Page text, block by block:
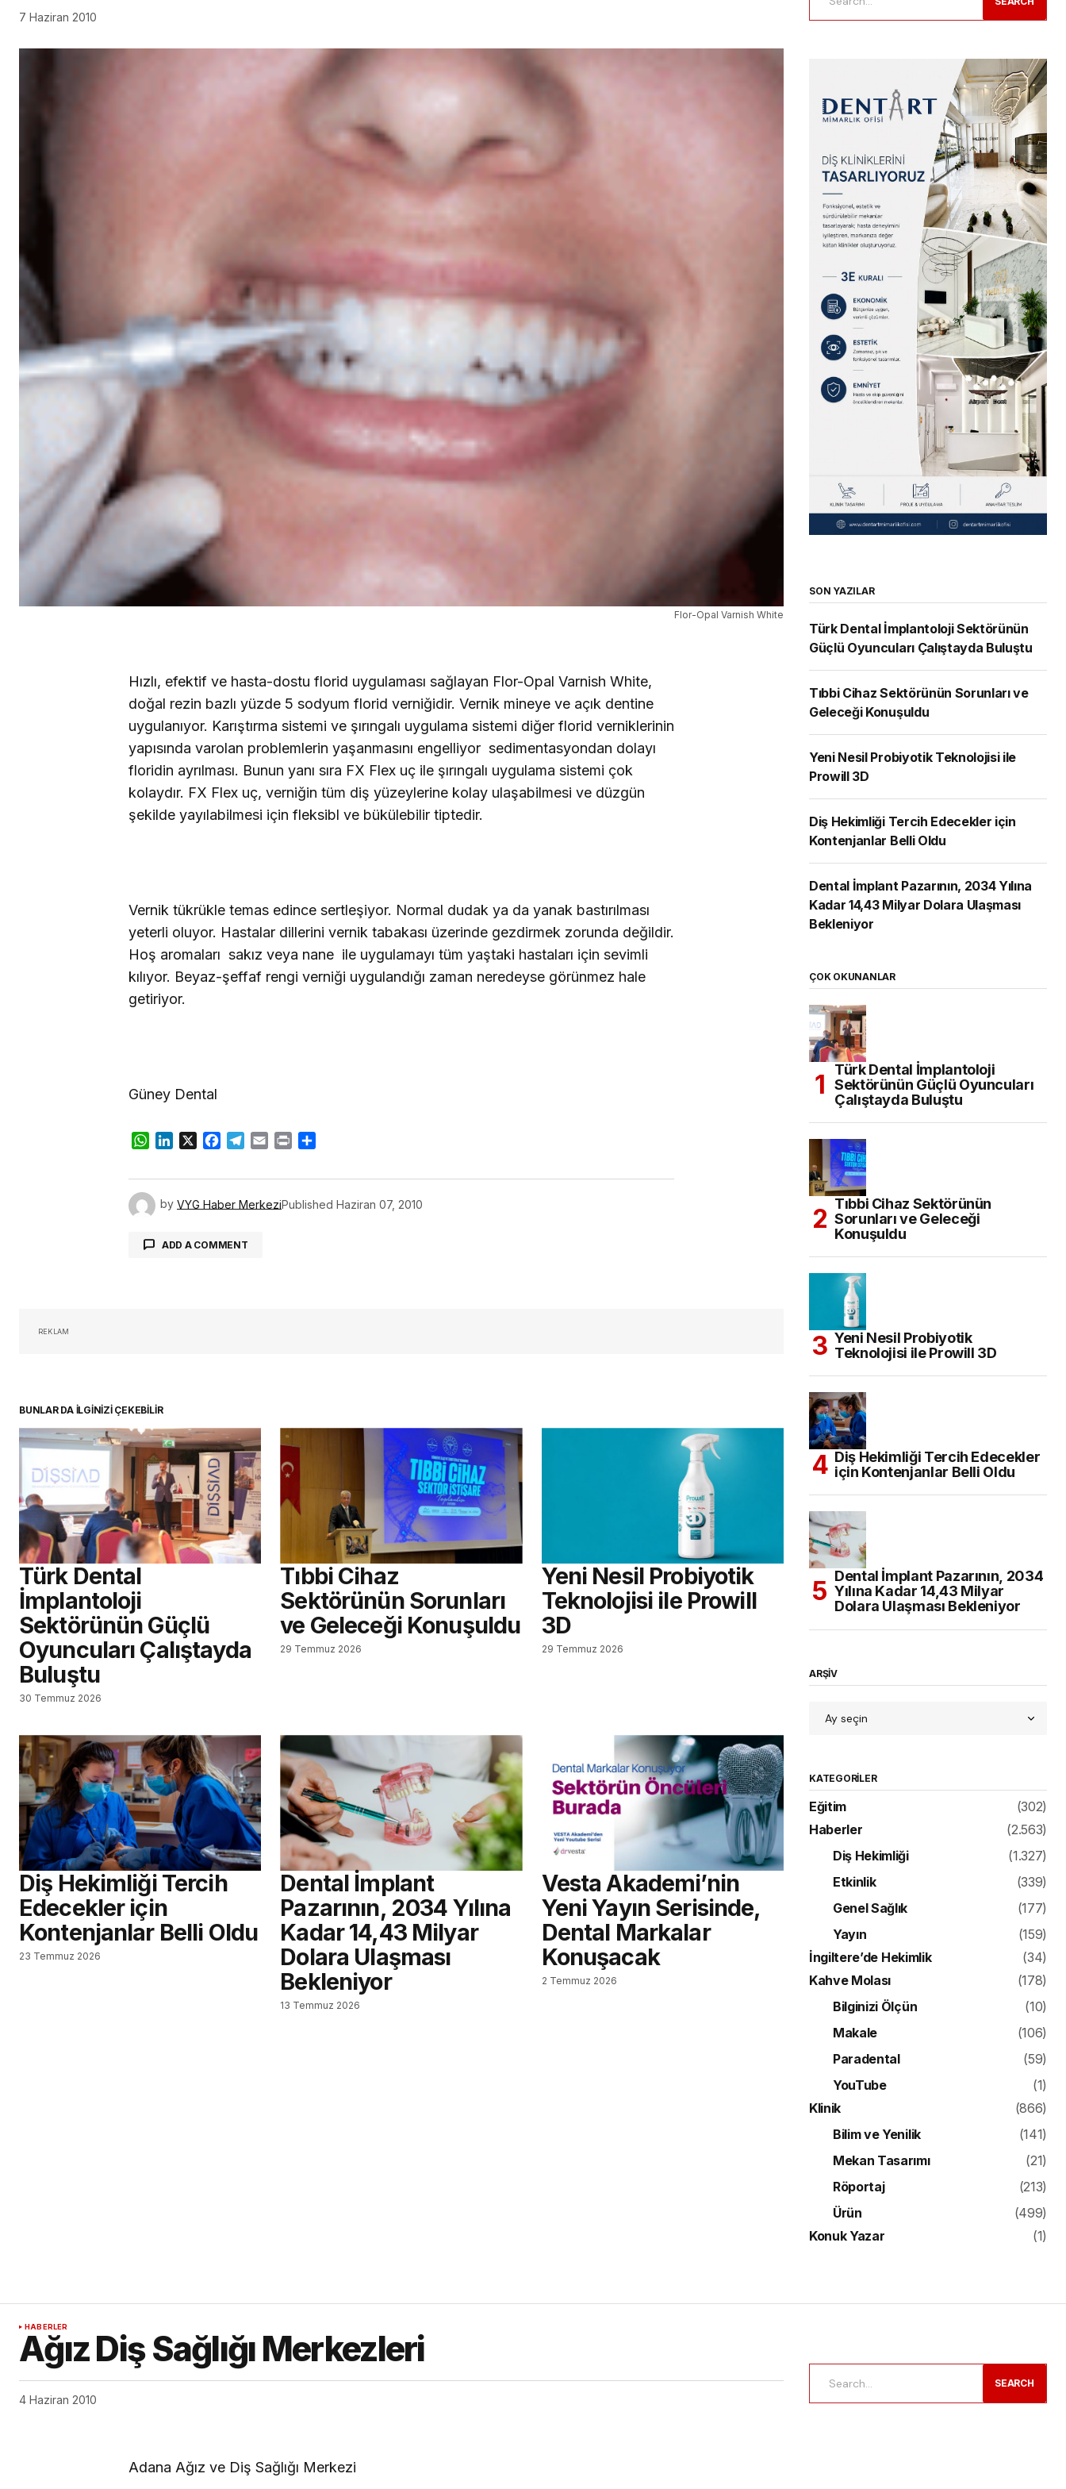
7 Haziran 2010
Flor-Opal Varnish White
Hızlı, efektif ve hasta-dostu florid uygulaması sağlayan Flor-Opal Varnish White,
doğal rezin bazlı yüzde 5 sodyum florid verniğidir. Vernik mineye ve açık dentine
uygulanıyor. Karıştırma sistemi ve şırıngalı uygulama sistemi diğer florid verniklerinin
yapısında varolan problemlerin yaşanmasını engelliyor  sedimentasyondan dolayı
floridin ayrılması. Bunun yanı sıra FX Flex uç ile şırıngalı uygulama sistemi çok
kolaydır. FX Flex uç, verniğin tüm diş yüzeylerine kolay ulaşabilmesi ve düzgün
şekilde yayılabilmesi için fleksibl ve bükülebilir tiptedir.
Vernik tükrükle temas edince sertleşiyor. Normal dudak ya da yanak bastırılması
yeterli oluyor. Hastalar dillerini vernik tabakası üzerinde gezdirmek zorunda değildir.
Hoş aromaları  sakız veya nane  ile uygulamayı tüm yaştaki hastaları için sevimli
kılıyor. Beyaz-şeffaf rengi verniği uygulandığı zaman neredeyse görünmez hale
getiriyor.
Güney Dental
WhatsApp
LinkedIn
X Facebook
Telegram
Email Print
by VYG Haber MerkeziPublished Haziran 07, 2010
ADD A COMMENT
REKLAM
BUNLAR DA İLGİNİZİ ÇEKEBİLİR
Türk Dental
İmplantoloji
Sektörünün Güçlü
Oyuncuları Çalıştayda
Buluştu
30 Temmuz 2026
Tıbbi Cihaz
Sektörünün Sorunları
ve Geleceği Konuşuldu
29 Temmuz 2026
Yeni Nesil Probiyotik
Teknolojisi ile Prowill
3D
29 Temmuz 2026
Diş Hekimliği Tercih
Edecekler için
Kontenjanlar Belli Oldu
23 Temmuz 2026
Dental İmplant
Pazarının, 2034 Yılına
Kadar 14,43 Milyar
Dolara Ulaşması
Bekleniyor
13 Temmuz 2026
Vesta Akademi’nin
Yeni Yayın Serisinde,
Dental Markalar
Konuşacak
2 Temmuz 2026
SON YAZILAR
Türk Dental İmplantoloji Sektörünün
Güçlü Oyuncuları Çalıştayda Buluştu
Tıbbi Cihaz Sektörünün Sorunları ve
Geleceği Konuşuldu
Yeni Nesil Probiyotik Teknolojisi ile
Prowill 3D
Diş Hekimliği Tercih Edecekler için
Kontenjanlar Belli Oldu
Dental İmplant Pazarının, 2034 Yılına
Kadar 14,43 Milyar Dolara Ulaşması
Bekleniyor
ÇOK OKUNANLAR
Türk Dental İmplantoloji
Sektörünün Güçlü Oyuncuları
Çalıştayda Buluştu
Tıbbi Cihaz Sektörünün
Sorunları ve Geleceği
Konuşuldu
Yeni Nesil Probiyotik
Teknolojisi ile Prowill 3D
Diş Hekimliği Tercih Edecekler
için Kontenjanlar Belli Oldu
Dental İmplant Pazarının, 2034
Yılına Kadar 14,43 Milyar
Dolara Ulaşması Bekleniyor
ARŞİV
KATEGORILER
Eğitim
(302)
Haberler
(2.563)
Diş Hekimliği
(1.327)
Etkinlik
(339)
Genel Sağlık
(177)
Yayın
(159)
İngiltere’de Hekimlik
(34)
Kahve Molası
(178)
Bilginizi Ölçün
(10)
Makale
(106)
Paradental
(59)
YouTube
(1)
Klinik
(866)
Bilim ve Yenilik
(141)
Mekan Tasarımı
(21)
Röportaj
(213)
Ürün
(499)
Konuk Yazar
(1)
HABERLER
Ağız Diş Sağlığı Merkezleri
4 Haziran 2010
Adana Ağız ve Diş Sağlığı Merkezi
SEARCH